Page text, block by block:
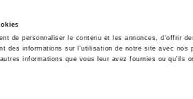
de personnaliser le contenu et les annonces, d'offrir
des informations sur l'utilisation de notre site avec
informations que vous leur avez fournies ou qu'ils
Accueil Environnement